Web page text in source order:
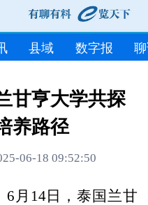
县域 数字报
甘亨大学共探
养路径
06-18 09:52:50
14日，泰国兰甘